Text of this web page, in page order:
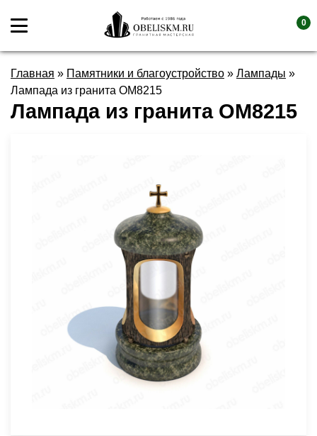
0
Главная » Памятники и благоустройство » Лампады »
Лампада из гранита OM8215
Лампада из гранита OM8215